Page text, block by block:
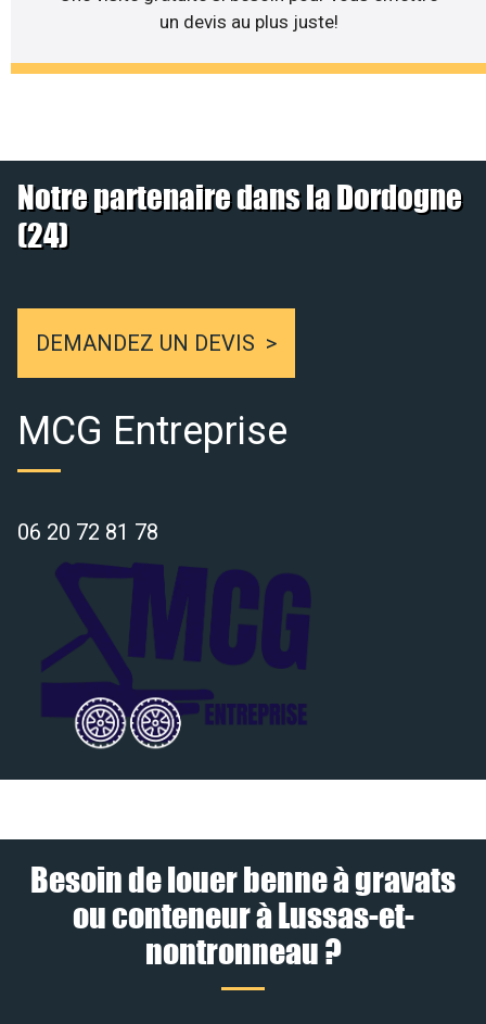
un devis au plus juste!
Notre partenaire dans la Dordogne
(24)
DEMANDEZ UN DEVIS
MCG Entreprise
06 20 72 81 78
Besoin de louer benne à gravats
ou conteneur à Lussas-et-
nontronneau ?